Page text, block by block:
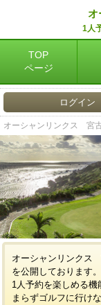
オ
1人
TOP
ページ
ログイン
オーシャンリンクス 宮
オーシャンリンクス
を公開しております。
1人予約を楽しめる
まらずゴルフに行け